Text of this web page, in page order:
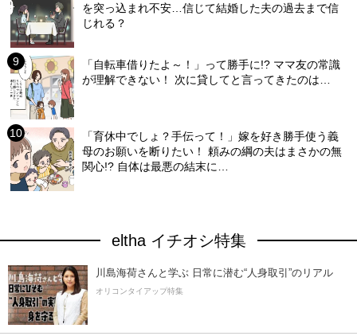
を突っ込まれ不安…信じて結婚した夫の過去まで信
じれる？
「自転車借りたよ～！」って勝手に!? ママ友の常識
が理解できない！ 次に貸してと言ってきたのは…
「育休中でしょ？手伝って！」嫁を好き勝手使う義
母のお願いを断りたい！ 頼みの綱の夫はまさかの無
関心!? 自体は最悪の結末に…
eltha イチオシ特集
川島海荷さんと学ぶ 日常に潜む“人身取引”のリアル
オリコンタイアップ特集